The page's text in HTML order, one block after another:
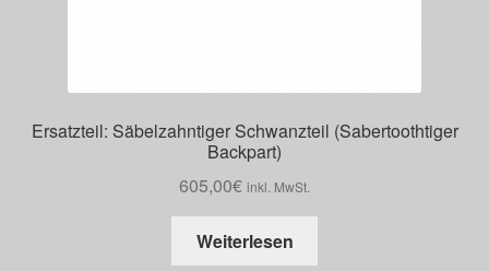
Ersatzteil: Säbelzahntiger Schwanzteil (Sabertoothtiger
Backpart)
605,00€ inkl. MwSt.
Weiterlesen